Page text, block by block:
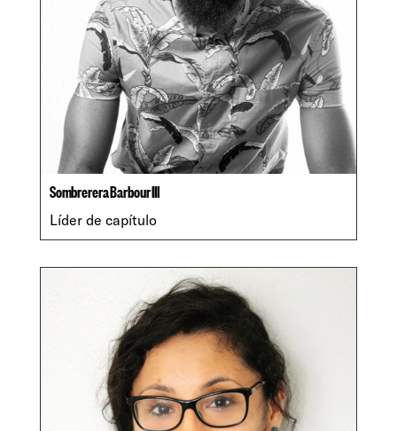
Sombrerera Barbour III
Líder de capítulo